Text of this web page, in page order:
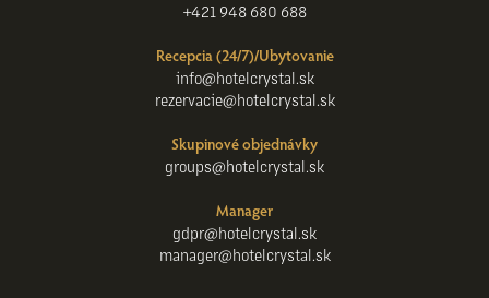
+421 948 680 688
Recepcia (24/7)/Ubytovanie
info@hotelcrystal.sk
rezervacie@hotelcrystal.sk
Skupinové objednávky
groups@hotelcrystal.sk
Manager
gdpr@hotelcrystal.sk
manager@hotelcrystal.sk